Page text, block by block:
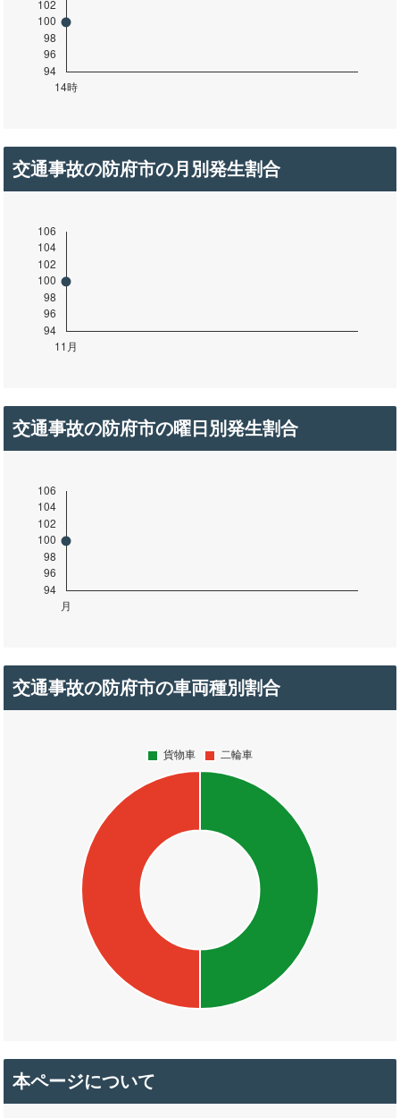
交通事故の防府市の月別発生割合
交通事故の防府市の曜日別発生割合
交通事故の防府市の車両種別割合
本ページについて